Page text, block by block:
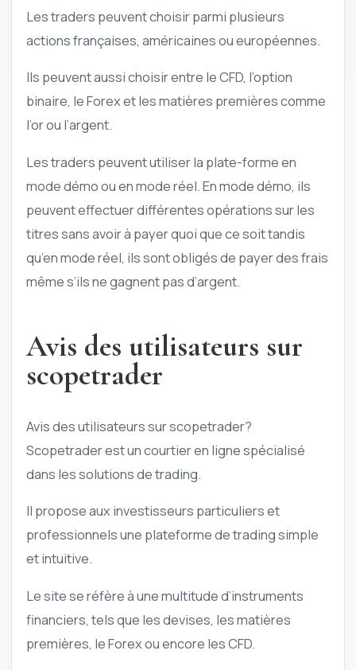
Les traders peuvent choisir parmi plusieurs
actions françaises, américaines ou européennes.
Ils peuvent aussi choisir entre le CFD, l’option
binaire, le Forex et les matières premières comme
l’or ou l’argent.
Les traders peuvent utiliser la plate-forme en
mode démo ou en mode réel. En mode démo, ils
peuvent effectuer différentes opérations sur les
titres sans avoir à payer quoi que ce soit tandis
qu’en mode réel, ils sont obligés de payer des frais
même s’ils ne gagnent pas d’argent.
Avis des utilisateurs sur
scopetrader
Avis des utilisateurs sur scopetrader?
Scopetrader est un courtier en ligne spécialisé
dans les solutions de trading.
Il propose aux investisseurs particuliers et
professionnels une plateforme de trading simple
et intuitive.
Le site se réfère à une multitude d’instruments
financiers, tels que les devises, les matières
premières, le Forex ou encore les CFD.